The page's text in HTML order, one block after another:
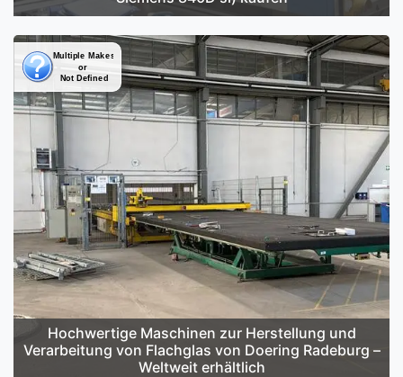
Hochwertige Maschinen zur Herstellung und
Verarbeitung von Flachglas von Doering Radeburg –
Weltweit erhältlich